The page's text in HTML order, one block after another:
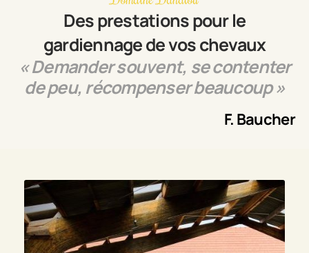
Des prestations pour le
gardiennage de vos chevaux
« Demander souvent, se contenter
de peu, récompenser beaucoup »
F. Baucher